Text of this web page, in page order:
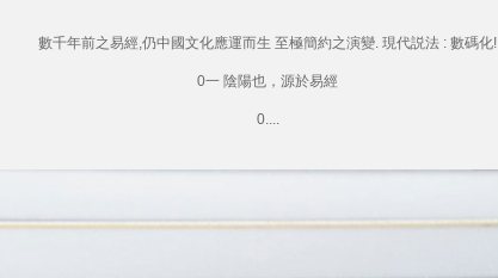
數千年前之易經,仍中國文化應運而生 至極簡約之演變. 現代説法 : 數碼化!
0一 陰陽也，源於易經
0....